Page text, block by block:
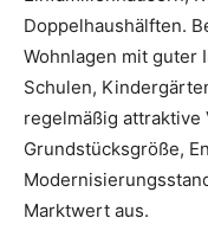
Doppelhaushälften.
Wohnlagen mit guter
Schulen,
regelmäßig attraktive
Grundstücksgröße,
Marktwert aus.